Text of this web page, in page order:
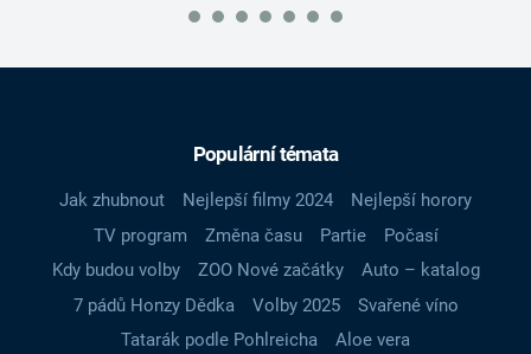
Populární témata
Jak zhubnout Nejlepší filmy 2024
Nejlepší horory
TV program
Změna času Partie
Počasí
Kdy budou volby
ZOO Nové začátky
Auto – katalog
7 pádů Honzy Dědka
Volby 2025
Svařené víno
Tatarák podle Pohlreicha
Aloe vera